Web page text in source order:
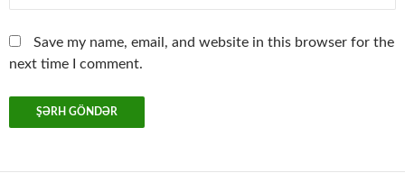
Save my name, email, and website in this browser for the
next time I comment.